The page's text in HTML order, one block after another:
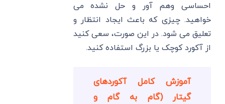
احساسی وهم آور و حل نشده می
خواهید. چیزی که باعث ایجاد انتظار و
تعلیق می شود. در این صورت، سعی کنید
از آکورد کوچک یا بزرگ استفاده کنید.
آموزش کامل آکوردهای
گیتار (گام به گام و